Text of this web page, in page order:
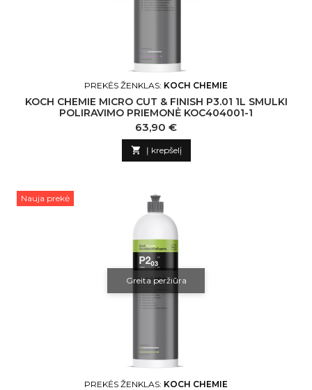
PREKĖS ŽENKLAS: KOCH CHEMIE
KOCH CHEMIE MICRO CUT & FINISH P3.01 1L SMULKI
POLIRAVIMO PRIEMONĖ KOC404001-1
Kaina
63,90 €
 Į krepšelį
Nauja prekė
Greita peržiūra
PREKĖS ŽENKLAS: KOCH CHEMIE